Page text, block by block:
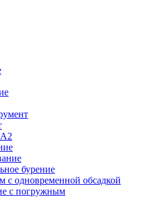
бурение
с одновременной обсадкой
с погружным